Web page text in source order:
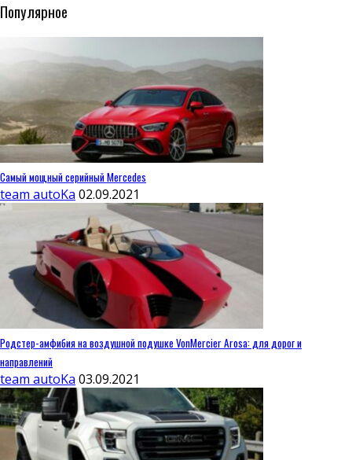
Популярное
Самый мощный серийный Mercedes
team autoKa 02.09.2021
Родстер-амфибия на воздушной подушке VonMercier Arosa: для дорог и
направлений
team autoKa 03.09.2021